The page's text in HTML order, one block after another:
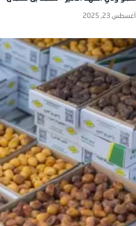
أغسطس 23, 2025